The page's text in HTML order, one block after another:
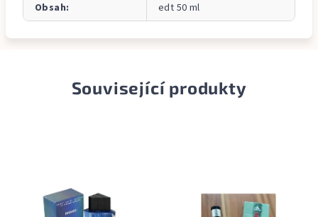
Obsah: edt 50 ml
Související produkty